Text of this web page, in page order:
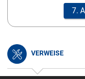
7.
VERWEISE